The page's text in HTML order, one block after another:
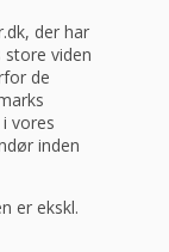
der har
store viden
de
vores
inden
er ekskl.